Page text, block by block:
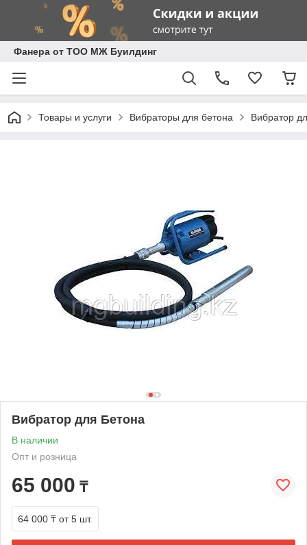
Фанера от ТОО МЖ Буилдинг
Товары и услуги Вибраторы для бетона Вибратор
Вибратор для Бетона
В наличии
Опт и розница
65 000 ₸
64 000 ₸ от 5 шт.